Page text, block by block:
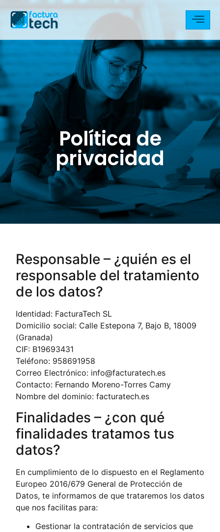
Política de
privacidad
Responsable – ¿quién es el
responsable del tratamiento
de los datos?
Identidad: FacturaTech SL
Domicilio social: Calle Estepona 7, Bajo B, 18009
(Granada)
CIF: B19693431
Teléfono: 958691958
Correo Electrónico: info@facturatech.es
Contacto: Fernando Moreno-Torres Camy
Nombre del dominio: facturatech.es
Finalidades – ¿con qué
finalidades tratamos tus
datos?
En cumplimiento de lo dispuesto en el Reglamento
Europeo 2016/679 General de Protección de
Datos, te informamos de que trataremos los datos
que nos facilitas para:
Gestionar la contratación de servicios que